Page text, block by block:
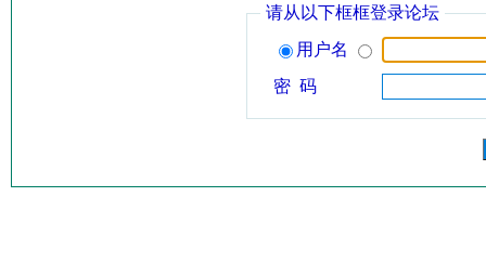
请从以下框框登录论坛
用户名
密 码